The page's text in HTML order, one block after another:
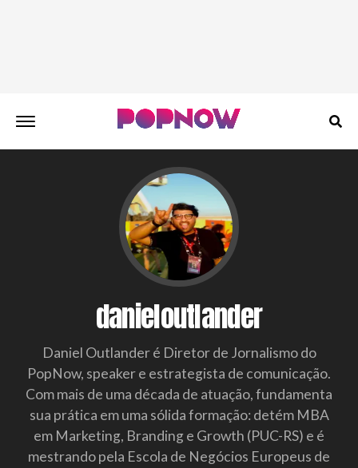
danieloutlander
Daniel Outlander é Diretor de Jornalismo do
PopNow, speaker e estrategista de comunicação.
Com mais de uma década de atuação, fundamenta
sua prática em uma sólida formação: detém MBA
em Marketing, Branding e Growth (PUC-RS) e é
mestrando pela Escola de Negócios Europeus de